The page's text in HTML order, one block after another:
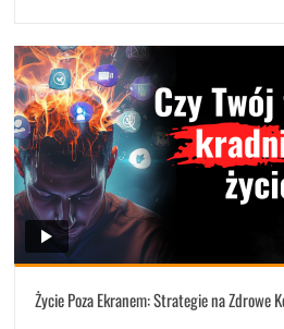
Życie Poza Ekranem: Strategie na Zdrowe